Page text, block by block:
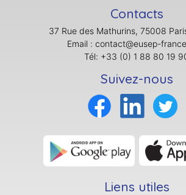
Contacts
37 Rue des Mathurins, 75008
Email : contact@eusep-
Tél: +33 (0) 1 88 80 19
Suivez-nous
Liens utiles